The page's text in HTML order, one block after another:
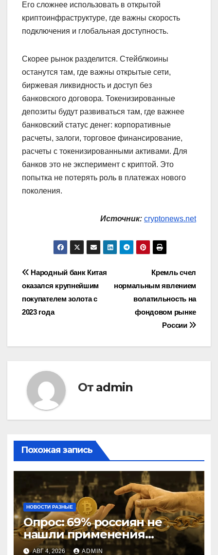
Его сложнее использовать в открытой
криптоинфраструктуре, где важны скорость
подключения и глобальная доступность.
Скорее рынок разделится. Стейблкоины
останутся там, где важны открытые сети,
биржевая ликвидность и доступ без
банковского договора. Токенизированные
депозиты будут развиваться там, где важнее
банковский статус денег: корпоративные
расчеты, залоги, торговое финансирование,
расчеты с токенизированными активами. Для
банков это не эксперимент с криптой. Это
попытка не потерять роль в платежах нового
поколения.
Источник: cryptonews.net
Навигация
по
записям
Кремль счел
нормальным явлением
волатильность на
фондовом рынке
России
Народный банк Китая
оказался крупнейшим
покупателем золота с
2023 года
От admin
Похожая запись
НОВОСТИ РАЗНЫЕ
Опрос: 69% россиян не
нашли применения
криптовалютам
АВГ 4, 2026 ADMIN